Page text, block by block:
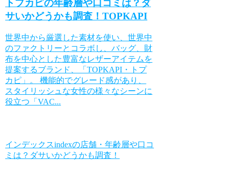
トプカピの年齢層や口コミは？ダ
サいかどうかも調査！TOPKAPI
世界中から厳選した素材を使い、世界中
のファクトリーとコラボし、バッグ、財
布を中心とした豊富なレザーアイテムを
提案するブランド、「TOPKAPI・トプ
カピ」。 機能的でグレード感があり、
スタイリッシュな女性の様々なシーンに
役立つ「VAC...
インデックスindexの店舗・年齢層や口コ
ミは？ダサいかどうかも調査！